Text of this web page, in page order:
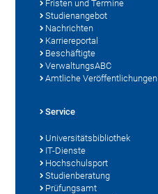
Fristen und Termine
Studienangebot
Nachrichten
Karriereportal
Beschäftigte
VerwaltungsABC
Amtliche Veröffentlichungen
Service
Universitätsbibliothek
IT-Dienste
Hochschulsport
Studienberatung
Prüfungsamt